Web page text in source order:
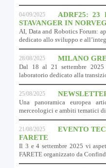
04/09/2025
ADRF25: 23
STAVANGER IN
AI, Data and Robotics Forum:
dedicato allo sviluppo e
28/08/2025 MILANO
Dal 18 al 21 settembre
laboratorio dedicato alla
25/08/2025
Una panoramica europea
merceologici e ambiti tematici di
21/08/2025
EVENTO
FARETE
Il 3 e 4 settembre 2025 vi
FARETE organizzato da